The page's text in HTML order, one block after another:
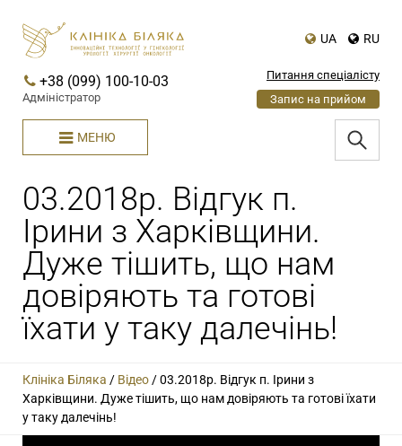
UA RU
+38 (099) 100-10-03
Адміністратор
Питання спеціалісту
Запис на прийом
МЕНЮ
03.2018р. Відгук п.
Ірини з Харківщини.
Дуже тішить, що нам
довіряють та готові
їхати у таку далечінь!
Клініка Біляка / Відео/03.2018р. Відгук п. Ірини з
Харківщини. Дуже тішить, що нам довіряють та готові їхати
у таку далечінь!